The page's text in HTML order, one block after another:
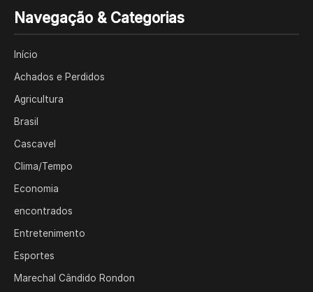
Navegação & Categorias
Início
Achados e Perdidos
Agricultura
Brasil
Cascavel
Clima/Tempo
Economia
encontrados
Entretenimento
Esportes
Marechal Cândido Rondon